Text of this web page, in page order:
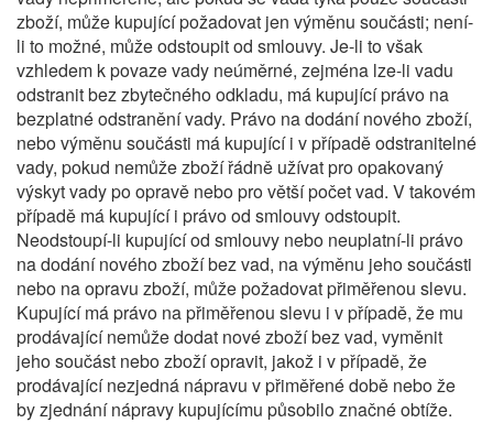
zboží, může kupující požadovat jen výměnu součásti; není-
li to možné, může odstoupit od smlouvy. Je-li to však
vzhledem k povaze vady neúměrné, zejména lze-li vadu
odstranit bez zbytečného odkladu, má kupující právo na
bezplatné odstranění vady. Právo na dodání nového zboží,
nebo výměnu součásti má kupující i v případě odstranitelné
vady, pokud nemůže zboží řádně užívat pro opakovaný
výskyt vady po opravě nebo pro větší počet vad. V takovém
případě má kupující i právo od smlouvy odstoupit.
Neodstoupí-li kupující od smlouvy nebo neuplatní-li právo
na dodání nového zboží bez vad, na výměnu jeho součásti
nebo na opravu zboží, může požadovat přiměřenou slevu.
Kupující má právo na přiměřenou slevu i v případě, že mu
prodávající nemůže dodat nové zboží bez vad, vyměnit
jeho součást nebo zboží opravit, jakož i v případě, že
prodávající nezjedná nápravu v přiměřené době nebo že
by zjednání nápravy kupujícímu působilo značné obtíže.